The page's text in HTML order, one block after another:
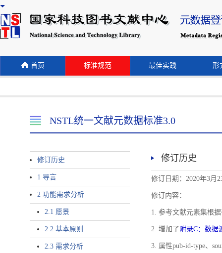
首页 标准规范 最佳实践 形
NSTL统一文献元数据标准3.0
修订历史
1 导言
2 功能需求分析
2.1 愿景
2.2 基本原则
2.3 需求分析
修订历史
修订日期：2020年3月
修订内容：
1. 参考文献元素集根
2. 增加了 附录C：数据
3. 属性pub-id-type、